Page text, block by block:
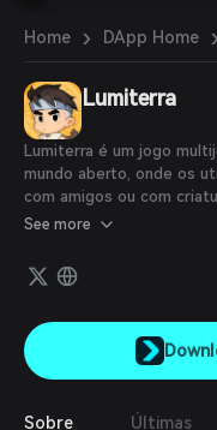
ภาษาไทย
العربية
हिन्दी
বাংলা
Español
Português (Brasil)
Español (Argentina)
Home › DApp Home ›
Lumiterra
Lumiterra é um jogo
mundo aberto, onde os
com amigos ou com
mundo. Lumiterra
uma integração fácil e
segurança.
See more
Sobre
Últimas